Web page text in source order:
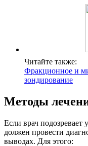
Читайте также:
Фракционное и
зондирование
Методы
Если врач подозревает
должен провести
выводах. Для этого: